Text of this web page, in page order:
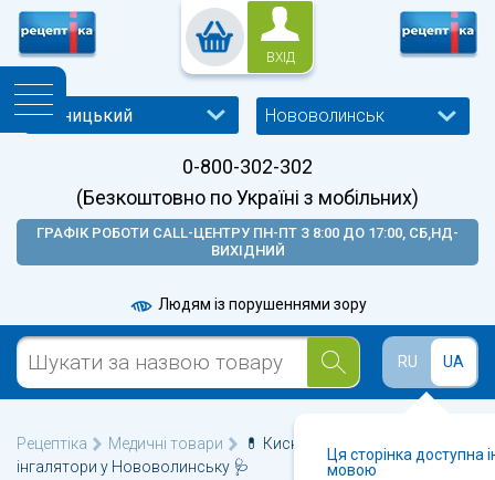
ВХІД
Нововолинськ
0-800-302-302
(Безкоштовно по Україні з мобільних)
ГРАФІК РОБОТИ CALL-ЦЕНТРУ ПН-ПТ З 8:00 ДО 17:00, СБ,НД-
ВИХІДНИЙ
Людям із порушеннями зору
RU UA
Ця сторінка доступна
мовою
Рецептіка Медичні товари
💊 Кисневі концентратори,
інгалятори у Нововолинську 🩺